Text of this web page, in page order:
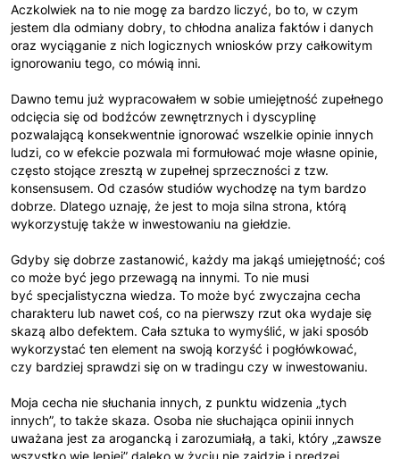
Aczkolwiek na to nie mogę za bardzo liczyć, bo to, w czym
jestem dla odmiany dobry, to chłodna analiza faktów i danych
oraz wyciąganie z nich logicznych wniosków przy całkowitym
ignorowaniu tego, co mówią inni.
Dawno temu już wypracowałem w sobie umiejętność zupełnego
odcięcia się od bodźców zewnętrznych i dyscyplinę
pozwalającą konsekwentnie ignorować wszelkie opinie innych
ludzi, co w efekcie pozwala mi formułować moje własne opinie,
często stojące zresztą w zupełnej sprzeczności z tzw.
konsensusem. Od czasów studiów wychodzę na tym bardzo
dobrze. Dlatego uznaję, że jest to moja silna strona, którą
wykorzystuję także w inwestowaniu na giełdzie.
Gdyby się dobrze zastanowić, każdy ma jakąś umiejętność; coś
co może być jego przewagą na innymi. To nie musi
być specjalistyczna wiedza. To może być zwyczajna cecha
charakteru lub nawet coś, co na pierwszy rzut oka wydaje się
skazą albo defektem. Cała sztuka to wymyślić, w jaki sposób
wykorzystać ten element na swoją korzyść i pogłówkować,
czy bardziej sprawdzi się on w tradingu czy w inwestowaniu.
Moja cecha nie słuchania innych, z punktu widzenia „tych
innych”, to także skaza. Osoba nie słuchająca opinii innych
uważana jest za arogancką i zarozumiałą, a taki, który „zawsze
wszystko wie lepiej” daleko w życiu nie zajdzie i prędzej